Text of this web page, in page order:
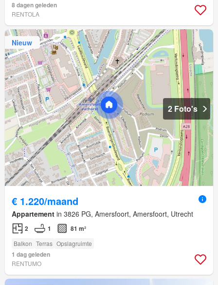
8 dagen geleden
RENTOLA
Nieuw
2 Foto's
€ 1.220/maand
Appartement in 3826 PG, Amersfoort, Amersfoort, Utrecht
2 1 81 m²
Balkon Terras Opslagruimte
1 dag geleden
RENTUMO